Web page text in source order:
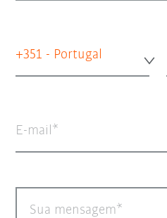
+351 - Portugal
E-mail
Sua mensagem